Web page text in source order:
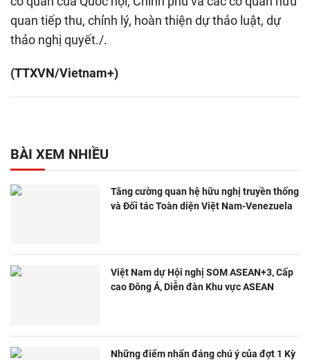
quan tiếp thu, chỉnh lý, hoàn thiện dự thảo luật, dự
thảo nghị quyết./.
(TTXVN/Vietnam+)
BÀI XEM NHIỀU
Tăng cường quan hệ hữu nghị truyền thống
và Đối tác Toàn diện Việt Nam-Venezuela
Việt Nam dự Hội nghị SOM ASEAN+3, Cấp
cao Đông Á, Diễn đàn Khu vực ASEAN
Những điểm nhấn đáng chú ý của đợt 1 Kỳ